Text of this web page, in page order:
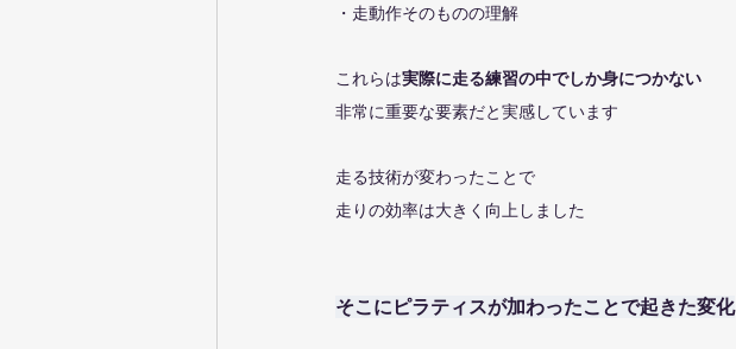
・走動作そのものの理解
これらは実際に走る練習の中でしか身につかない
非常に重要な要素だと実感しています
走る技術が変わったことで
走りの効率は大きく向上しました
そこにピラティスが加わったことで起きた変化